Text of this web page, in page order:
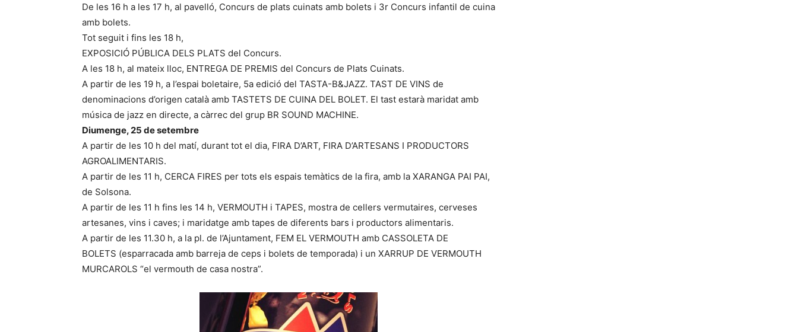
De les 16 h a les 17 h, al pavelló, Concurs de plats cuinats amb bolets i 3r Concurs infantil de cuina
amb bolets.
Tot seguit i fins les 18 h,
EXPOSICIÓ PÚBLICA DELS PLATS del Concurs.
A les 18 h, al mateix lloc, ENTREGA DE PREMIS del Concurs de Plats Cuinats.
A partir de les 19 h, a l’espai boletaire, 5a edició del TASTA-B&JAZZ. TAST DE VINS de
denominacions d’origen català amb TASTETS DE CUINA DEL BOLET. El tast estarà maridat amb
música de jazz en directe, a càrrec del grup BR SOUND MACHINE.
Diumenge, 25 de setembre
A partir de les 10 h del matí, durant tot el dia, FIRA D’ART, FIRA D’ARTESANS I PRODUCTORS
AGROALIMENTARIS.
A partir de les 11 h, CERCA FIRES per tots els espais temàtics de la fira, amb la XARANGA PAI PAI,
de Solsona.
A partir de les 11 h fins les 14 h, VERMOUTH i TAPES, mostra de cellers vermutaires, cerveses
artesanes, vins i caves; i maridatge amb tapes de diferents bars i productors alimentaris.
A partir de les 11.30 h, a la pl. de l’Ajuntament, FEM EL VERMOUTH amb CASSOLETA DE
BOLETS (esparracada amb barreja de ceps i bolets de temporada) i un XARRUP DE VERMOUTH
MURCAROLS “el vermouth de casa nostra”.